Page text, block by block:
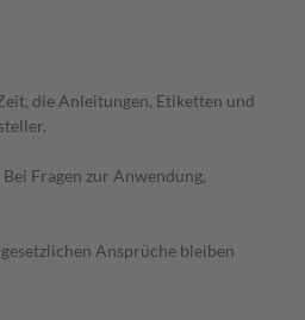
die Anleitungen, Etiketten und
Fragen zur Anwendung,
Ansprüche bleiben